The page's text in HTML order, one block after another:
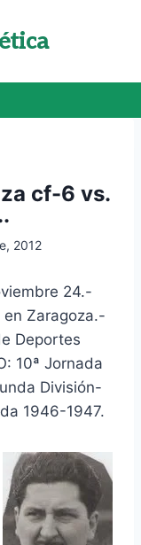
cf-6 vs.
2012
24.-
en Zaragoza.-
Deportes
10ª Jornada
División-
1946-1947.